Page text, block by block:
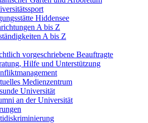
Hiddensee
A bis Z
A bis Z
vorgeschriebene Beauftragte
Hilfe und Unterstützung
Medienzentrum
Universität
an der Universität